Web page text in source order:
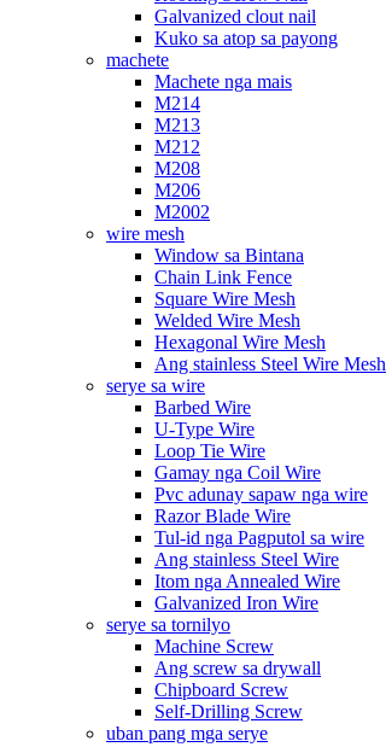
Galvanized clout nail
Kuko sa atop sa payong
machete
Machete nga mais
M214
M213
M212
M208
M206
M2002
wire mesh
Window sa Bintana
Chain Link Fence
Square Wire Mesh
Welded Wire Mesh
Hexagonal Wire Mesh
Ang stainless Steel Wire Mesh
serye sa wire
Barbed Wire
U-Type Wire
Loop Tie Wire
Gamay nga Coil Wire
Pvc adunay sapaw nga wire
Razor Blade Wire
Tul-id nga Pagputol sa wire
Ang stainless Steel Wire
Itom nga Annealed Wire
Galvanized Iron Wire
serye sa tornilyo
Machine Screw
Ang screw sa drywall
Chipboard Screw
Self-Drilling Screw
uban pang mga serye